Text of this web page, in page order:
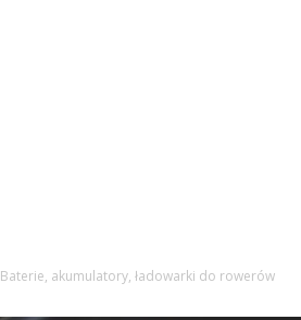
Baterie, akumulatory, ładowarki do rowerów